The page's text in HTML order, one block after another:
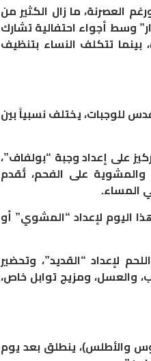
العصرنة، ما زال الكثير من
وسط أجواء احتفالية تشارك
بينما تتكلف النساء بتنظيف
للوجبات، يختلف نسبياً بين
على إعداد وجبة “بولفاف”،
على الفحم، تُقدم
المساء.
اليوم لإعداد “المشوي” أو
لإعداد “القديد”، وتحضير
والعسل، ومزيج توابل خاص،
والأطلس)، ينطلق بعد يوم